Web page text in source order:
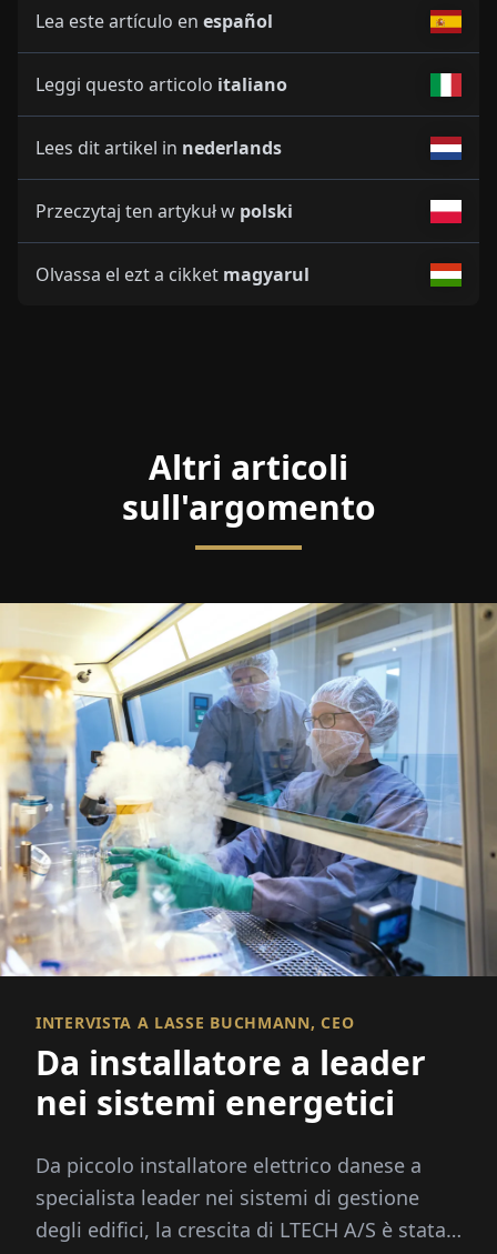
Lea este artículo en español
Leggi questo articolo italiano
Lees dit artikel in nederlands
Przeczytaj ten artykuł w polski
Olvassa el ezt a cikket magyarul
Altri articoli
sull'argomento
INTERVISTA A LASSE BUCHMANN, CEO
Da installatore a leader
nei sistemi energetici
Da piccolo installatore elettrico danese a
specialista leader nei sistemi di gestione
degli edifici, la crescita di LTECH A/S è stata